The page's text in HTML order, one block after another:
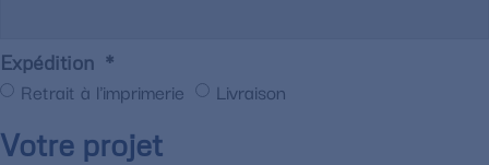
Expédition
Retrait à l'imprimerie Livraison
Votre projet